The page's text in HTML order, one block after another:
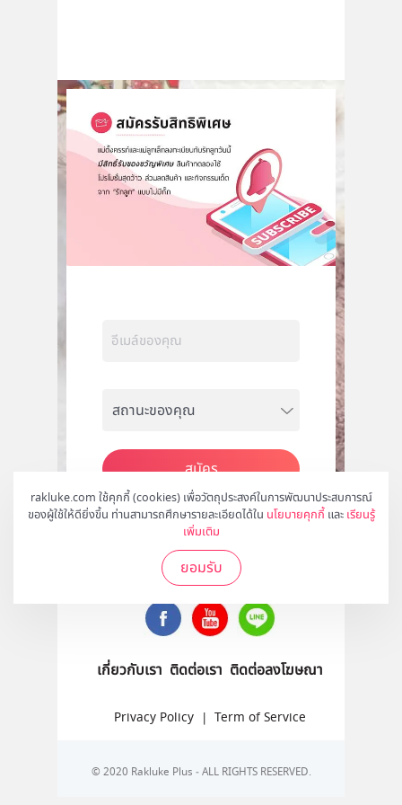
rakluke.com ใช้คุกกี้ (cookies) เพื่อวัตถุประสงค์ในการพัฒนาประสบการณ์
ของผู้ใช้ให้ดียิ่งขึ้น ท่านสามารถศึกษารายละเอียดได้ใน นโยบายคุกกี้ และ เรียนรู้
เพิ่มเติม
ยอมรับ
สมัคร
ติดตามเราได้ที่
เกี่ยวกับเรา ติดต่อเรา ติดต่อลงโฆษณา
Privacy Policy | Term of Service
© 2020 Rakluke Plus - ALL RIGHTS RESERVED.